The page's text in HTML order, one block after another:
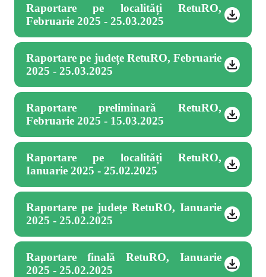
Raportare pe localități RetuRO,
Februarie 2025 - 25.03.2025
Raportare pe județe RetuRO, Februarie
2025 - 25.03.2025
Raportare preliminară RetuRO,
Februarie 2025 - 15.03.2025
Raportare pe localități RetuRO,
Ianuarie 2025 - 25.02.2025
Raportare pe județe RetuRO, Ianuarie
2025 - 25.02.2025
Raportare finală RetuRO, Ianuarie
2025 - 25.02.2025